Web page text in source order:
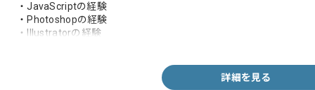
・JavaScriptの経験
・Photoshopの経験
・Illustratorの経験
詳細を見る